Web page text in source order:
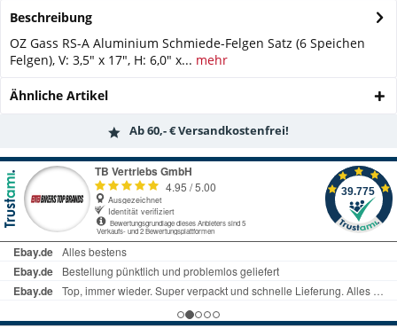
Beschreibung
OZ Gass RS-A Aluminium Schmiede-Felgen Satz (6 Speichen
Felgen), V: 3,5" x 17", H: 6,0" x... mehr
Ähnliche Artikel
Ab 60,- € Versandkostenfrei!